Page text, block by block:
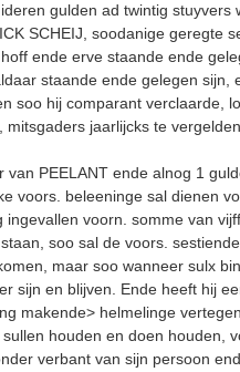
gulden ad twintig
SCHEIJ, soodanige geregte
ende erve staande ende
staande ende gelegen sijn,
soo hij comparant verclaarde,
jaarlijcks te
PEELANT ende alnog 1
voors. beleeninge sal dienen
voorn. somme van
soo sal de voors.
maar soo wanneer sulx
sijn en blijven. Ende heeft hij
makende> helmelinge
houden en doen
verbant van sijn persoon